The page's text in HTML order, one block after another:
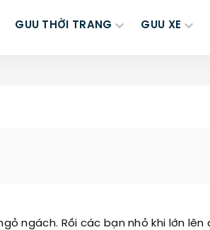
GUU THỜI TRANG GUU XE
ngách. Rồi các bạn nhỏ khi lớn lên